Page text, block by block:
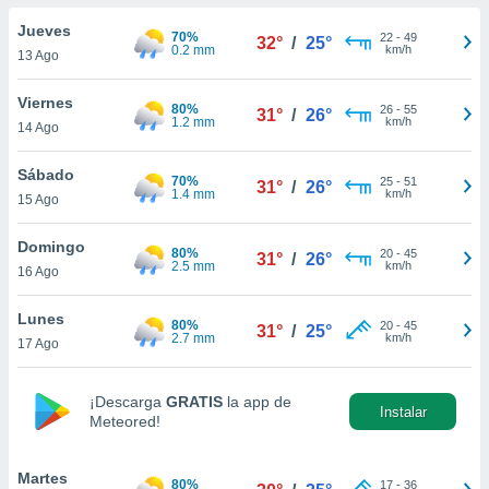
en
y
disponible
cookies
de
Jueves
13 Ago
70%
0.2 mm
32° / 25° 22- 49
km/h
Viernes
14 Ago
80%
1.2 mm
31° / 26° 26- 55
km/h
Sábado
15 Ago
70%
1.4 mm
31° / 26° 25- 51
km/h
Domingo
16 Ago
80%
2.5 mm
31° / 26° 20- 45
km/h
Lunes
17 Ago
80%
2.7 mm
31° / 25° 20- 45
km/h
¡Descarga GRATIS la app de
Meteored!
Instalar
Martes
80%
17- 36